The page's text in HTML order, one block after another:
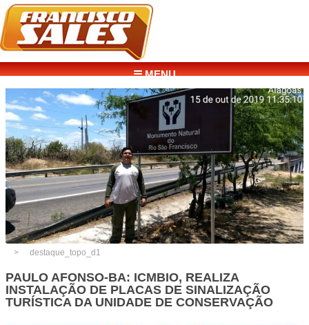
☰ MENU
destaque_topo_d1
PAULO AFONSO-BA: ICMBIO, REALIZA
INSTALAÇÃO DE PLACAS DE SINALIZAÇÃO
TURÍSTICA DA UNIDADE DE CONSERVAÇÃO